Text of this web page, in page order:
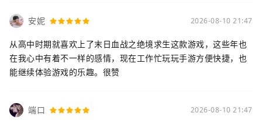
安妮 2026-08-10 21:47
从高中时期就喜欢上了末日血战之绝境求生这款游戏，这些年也
在我心中有着不一样的感情，现在工作忙玩玩手游方便快捷，也
能继续体验游戏的乐趣。很赞
端口 2026-08-10 21:47